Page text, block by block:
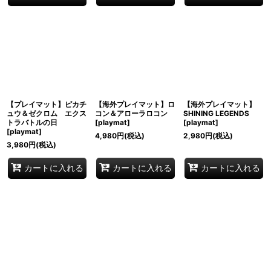
【プレイマット】ピカチ
ュウ＆ゼクロム エクス
トラバトルの日
[playmat]
3,980円(税込)
カートに入れる
【海外プレイマット】ロ
コン＆アローラロコン
[playmat]
4,980円(税込)
カートに入れる
【海外プレイマット】
SHINING LEGENDS
[playmat]
2,980円(税込)
カートに入れる